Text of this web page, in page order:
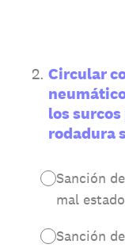
2. Circular
los
rodadura
Sanción
mal
Sanción